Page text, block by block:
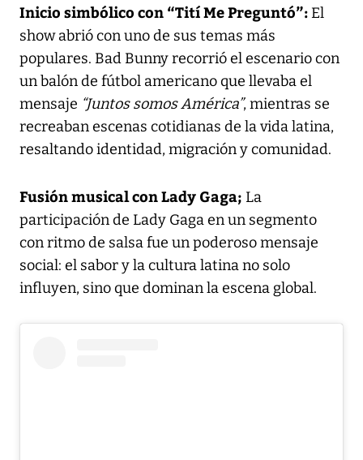
Inicio simbólico con “Tití Me Preguntó”:El
show abrió con uno de sus temas más
populares. Bad Bunny recorrió el escenario con
un balón de fútbol americano que llevaba el
mensaje “Juntos somos América”, mientras se
recreaban escenas cotidianas de la vida latina,
resaltando identidad, migración y comunidad.
Fusión musical con Lady Gaga; La
participación de Lady Gaga en un segmento
con ritmo de salsa fue un poderoso mensaje
social: el sabor y la cultura latina no solo
influyen, sino que dominan la escena global.